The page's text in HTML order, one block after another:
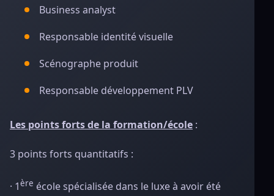
Business analyst
Responsable identité visuelle
Scénographe produit
Responsable développement PLV
Les points forts de la formation/école :
3 points forts quantitatifs :
· 1ère école spécialisée dans le luxe à avoir été